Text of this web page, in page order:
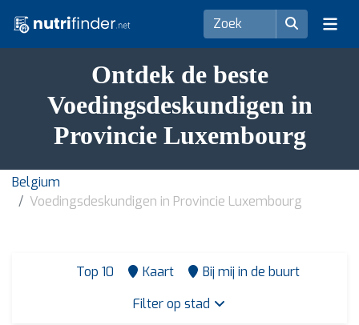
Ontdek de beste
Voedingsdeskundigen in
Provincie Luxembourg
Belgium
Voedingsdeskundigen in Provincie Luxembourg
Top 10 Kaart
Bij mij in de buurt
Filter op stad